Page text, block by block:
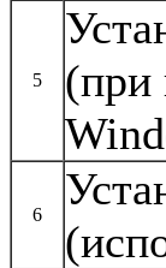
5
(при
6